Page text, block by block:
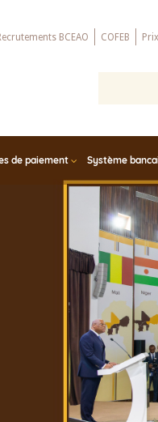
BCEAO COFEB
de paiement Système